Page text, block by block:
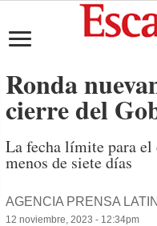
Ronda
cierre del
La fecha límite para el
menos de siete días
AGENCIA PRENSA
12 noviembre, 2023 - 12:34pm